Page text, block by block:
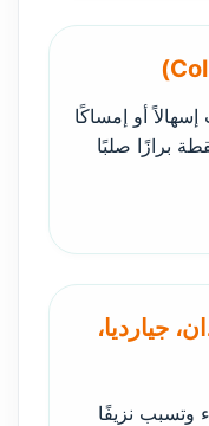
أو إمساكًا
برازًا صلبًا
جيارديا،
وتسبب نزيفًا